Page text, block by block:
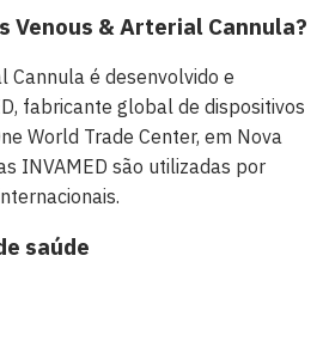
Venous & Arterial Cannula?
Cannula é desenvolvido e
fabricante global de dispositivos
World Trade Center, em Nova
INVAMED são utilizadas por
saúde